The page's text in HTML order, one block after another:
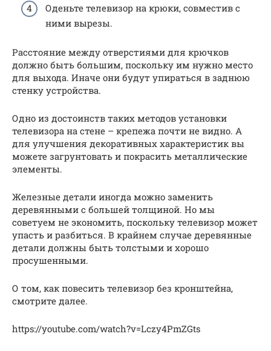
Оденьте телевизор на крюки, совместив с
ними вырезы.
Расстояние между отверстиями для крючков
должно быть большим, поскольку им нужно место
для выхода. Иначе они будут упираться в заднюю
стенку устройства.
Одно из достоинств таких методов установки
телевизора на стене – крепежа почти не видно. А
для улучшения декоративных характеристик вы
можете загрунтовать и покрасить металлические
элементы.
Железные детали иногда можно заменить
деревянными с большей толщиной. Но мы
советуем не экономить, поскольку телевизор может
упасть и разбиться. В крайнем случае деревянные
детали должны быть толстыми и хорошо
просушенными.
О том, как повесить телевизор без кронштейна,
смотрите далее.
https://youtube.com/watch?v=Lczy4PmZGts